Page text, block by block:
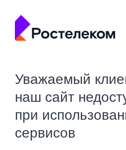
Уважаемый
наш сайт
при
сервисов